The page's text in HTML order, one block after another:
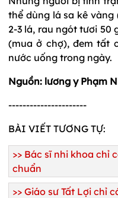
thể dùng lá sa kê
2-3 lá, rau ngót tươi 50
(mua ở chợ), đem tất
nước uống trong ngày.
Nguồn: lương y Phạm
----------------------
BÀI VIẾT TƯƠNG TỰ:
>> Bác sĩ nhi khoa chỉ
chuẩn
>> Giáo sư Tất Lợi chỉ